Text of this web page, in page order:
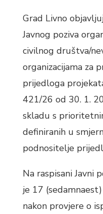
Grad Livno
Javnog poziva
civilnog društva/
organizacijama za
prijedloga
421/26 od 30. 1.
skladu s
definiranih u
podnositelje
Na raspisani Javni
je 17
nakon provjere o